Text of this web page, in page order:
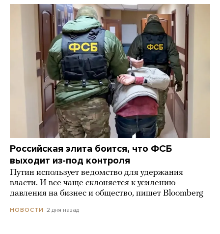
Российская элита боится, что ФСБ
выходит из-под контроля
Путин использует ведомство для удержания
власти. И все чаще склоняется к усилению
давления на бизнес и общество, пишет Bloomberg
НОВОСТИ 2 дня назад